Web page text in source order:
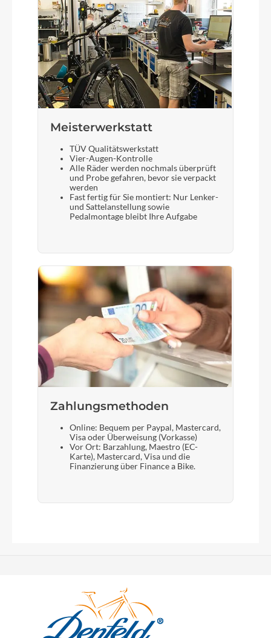
Meisterwerkstatt
TÜV Qualitätswerkstatt
Vier-Augen-Kontrolle
Alle Räder werden nochmals überprüft
und Probe gefahren, bevor sie verpackt
werden
Fast fertig für Sie montiert: Nur Lenker-
und Sattelanstellung sowie
Pedalmontage bleibt Ihre Aufgabe
Zahlungsmethoden
Online: Bequem per Paypal, Mastercard,
Visa oder Überweisung (Vorkasse)
Vor Ort: Barzahlung, Maestro (EC-
Karte), Mastercard, Visa und die
Finanzierung über Finance a Bike.